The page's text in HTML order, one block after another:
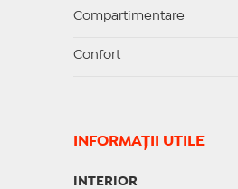
Compartimentare
Confort
INFORMAŢII UTILE
INTERIOR